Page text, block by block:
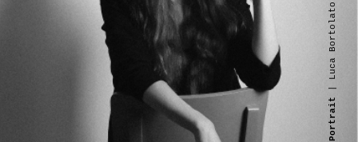
Portrait
| Luca Bortolato